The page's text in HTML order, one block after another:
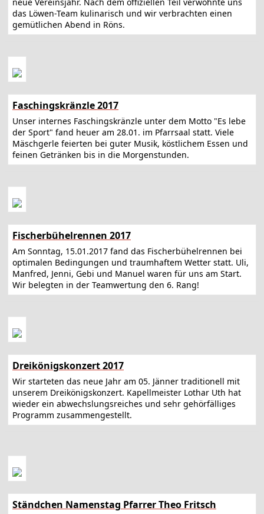
das Löwen-Team kulinarisch und wir verbrachten einen
gemütlichen Abend in Röns.
Faschingskränzle 2017
Unser internes Faschingskränzle unter dem Motto "Es lebe
der Sport" fand heuer am 28.01. im Pfarrsaal statt. Viele
Mäschgerle feierten bei guter Musik, köstlichem Essen und
feinen Getränken bis in die Morgenstunden.
Fischerbühelrennen 2017
Am Sonntag, 15.01.2017 fand das Fischerbühelrennen bei
optimalen Bedingungen und traumhaftem Wetter statt. Uli,
Manfred, Jenni, Gebi und Manuel waren für uns am Start.
Wir belegten in der Teamwertung den 6. Rang!
Dreikönigskonzert 2017
Wir starteten das neue Jahr am 05. Jänner traditionell mit
unserem Dreikönigskonzert. Kapellmeister Lothar Uth hat
wieder ein abwechslungsreiches und sehr gehörfälliges
Programm zusammengestellt.
Ständchen Namenstag Pfarrer Theo Fritsch